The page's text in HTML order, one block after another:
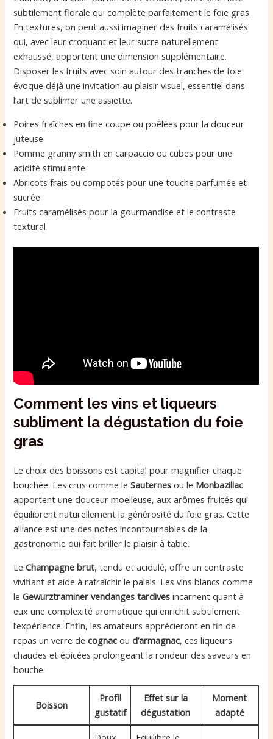
subtilement florale qui complète parfaitement le foie gras.
En textures, on peut aussi imaginer des fruits caramélisés
qui, avec leur croquant et leur sucre naturellement
exhaussé, apportent une dimension supplémentaire.
Disposer les fruits avec soin autour des tranches de foie
évoque déjà une invitation au plaisir visuel, essentiel dans
l’art de sublimer une assiette.
Poires fraîches en fine coupe ou poêlées pour la douceur
juteuse
Pomme granny smith en carpaccio ou cubes pour une
acidité stimulante
Abricots frais ou compotés pour une touche parfumée et
sucrée
Fruits caramélisés pour la gourmandise et le contraste
textural
Comment les vins et liqueurs
subliment la dégustation du foie
gras
Le choix des boissons est capital pour magnifier chaque
bouchée. Les crus comme leSauternes ou le Monbazillac
apportent une douceur moelleuse, aux arômes fruités qui
équilibrent naturellement la générosité du foie gras. Cette
alliance est une des notes incontournables de la
gastronomie qui fait briller le plaisir à table.
LeChampagne brut, tendu et acidulé, offre un contraste
vivifiant et aide à rafraîchir le palais. Les vins blancs comme
leGewurztraminer vendanges tardives incarnent quant à
eux une complexité aromatique qui enrichit subtilement
l’expérience. Enfin, les amateurs apprécieront en fin de
repas un verre decognac oud’armagnac, ces liqueurs
chaudes et épicées prolongeant la rondeur des saveurs en
bouche.
Boisson
Profil
gustatif
Effet sur la
dégustation
Moment
adapté